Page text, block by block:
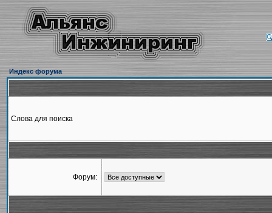
Индекс форума
Слова для поиска
Форум: